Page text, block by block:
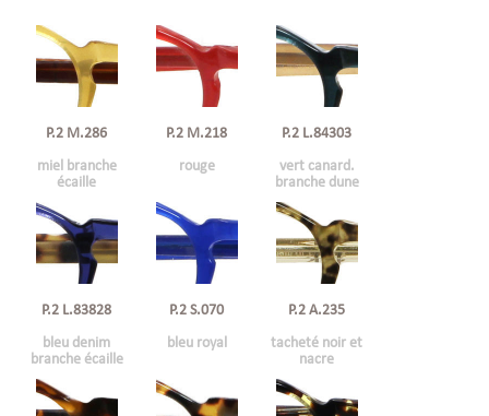
P.2 M.286
miel branche
écaille
P.2 M.218
rouge
P.2 L.84303
vert canard.
branche dune
P.2 L.83828
bleu denim
branche écaille
P.2 S.070
bleu royal
P.2 A.235
tacheté noir et
nacre